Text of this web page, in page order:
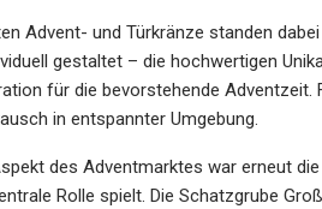
Advent- und Türkränze standen
gestaltet – die hochwertigen
für die bevorstehende Adventzeit.
in entspannter Umgebung.
des Adventmarktes war erneut
Rolle spielt. Die Schatzgrube